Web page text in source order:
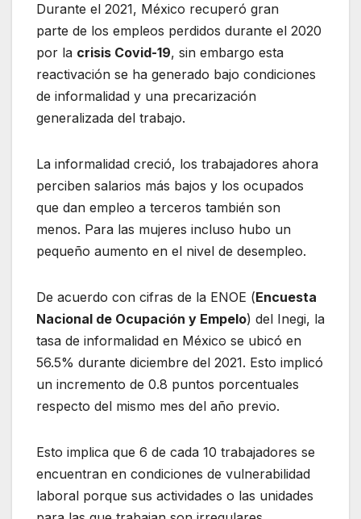
Durante el 2021, México recuperó gran
parte de los empleos perdidos durante el 2020
por la crisis Covid-19, sin embargo esta
reactivación se ha generado bajo condiciones
de informalidad y una precarización
generalizada del trabajo.
La informalidad creció, los trabajadores ahora
perciben salarios más bajos y los ocupados
que dan empleo a terceros también son
menos. Para las mujeres incluso hubo un
pequeño aumento en el nivel de desempleo.
De acuerdo con cifras de la ENOE (Encuesta
Nacional de Ocupación y Empelo) del Inegi, la
tasa de informalidad en México se ubicó en
56.5% durante diciembre del 2021. Esto implicó
un incremento de 0.8 puntos porcentuales
respecto del mismo mes del año previo.
Esto implica que 6 de cada 10 trabajadores se
encuentran en condiciones de vulnerabilidad
laboral porque sus actividades o las unidades